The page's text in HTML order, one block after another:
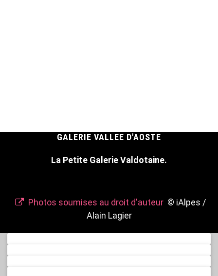
GALERIE VALLEE D'AOSTE
La Petite Galerie Valdotaine.
Photos soumises au droit d'auteur© iAlpes /
Alain Lagier